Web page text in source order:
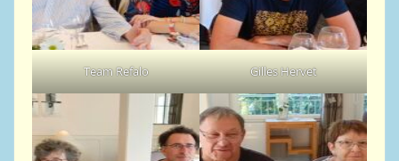
Team Refalo Gilles Hervet